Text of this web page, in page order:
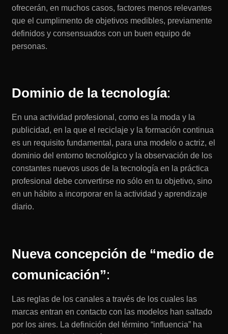
ofrecerán, en muchos casos, factores menos relevantes
que el cumplimento de objetivos medibles, previamente
definidos y consensuados con un buen equipo de
personas.
Dominio de la tecnología:
En una actividad profesional, como es la moda y la
publicidad, en la que el reciclaje y la formación continua
es un requisito fundamental, para una modelo o actriz, el
dominio del entorno tecnológico y la observación de los
constantes nuevos usos de la tecnología en la práctica
profesional debe convertirse no sólo en tu objetivo, sino
en un hábito a incorporar en la actividad y aprendizaje
diario.
Nueva concepción de “medio de
comunicación”:
Las reglas de los canales a través de los cuales las
marcas entran en contacto con las modelos han saltado
por los aires. La definición del término “influencia” ha